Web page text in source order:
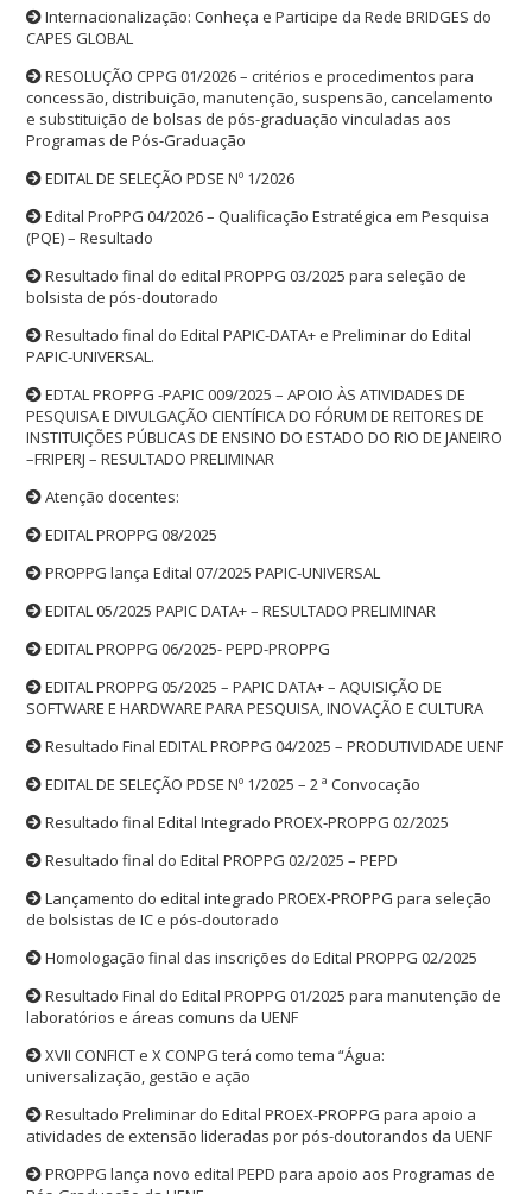
Internacionalização: Conheça e Participe da Rede BRIDGES do
CAPES GLOBAL
RESOLUÇÃO CPPG 01/2026 – critérios e procedimentos para
concessão, distribuição, manutenção, suspensão, cancelamento
e substituição de bolsas de pós-graduação vinculadas aos
Programas de Pós-Graduação
EDITAL DE SELEÇÃO PDSE Nº 1/2026
Edital ProPPG 04/2026 – Qualificação Estratégica em Pesquisa
(PQE) – Resultado
Resultado final do edital PROPPG 03/2025 para seleção de
bolsista de pós-doutorado
Resultado final do Edital PAPIC-DATA+ e Preliminar do Edital
PAPIC-UNIVERSAL.
EDTAL PROPPG -PAPIC 009/2025 – APOIO ÀS ATIVIDADES DE
PESQUISA E DIVULGAÇÃO CIENTÍFICA DO FÓRUM DE REITORES DE
INSTITUIÇÕES PÚBLICAS DE ENSINO DO ESTADO DO RIO DE JANEIRO
–FRIPERJ – RESULTADO PRELIMINAR
Atenção docentes:
EDITAL PROPPG 08/2025
PROPPG lança Edital 07/2025 PAPIC-UNIVERSAL
EDITAL 05/2025 PAPIC DATA+ – RESULTADO PRELIMINAR
EDITAL PROPPG 06/2025- PEPD-PROPPG
EDITAL PROPPG 05/2025 – PAPIC DATA+ – AQUISIÇÃO DE
SOFTWARE E HARDWARE PARA PESQUISA, INOVAÇÃO E CULTURA
Resultado Final EDITAL PROPPG 04/2025 – PRODUTIVIDADE UENF
EDITAL DE SELEÇÃO PDSE Nº 1/2025 – 2 ª Convocação
Resultado final Edital Integrado PROEX-PROPPG 02/2025
Resultado final do Edital PROPPG 02/2025 – PEPD
Lançamento do edital integrado PROEX-PROPPG para seleção
de bolsistas de IC e pós-doutorado
Homologação final das inscrições do Edital PROPPG 02/2025
Resultado Final do Edital PROPPG 01/2025 para manutenção de
laboratórios e áreas comuns da UENF
XVII CONFICT e X CONPG terá como tema “Água:
universalização, gestão e ação
Resultado Preliminar do Edital PROEX-PROPPG para apoio a
atividades de extensão lideradas por pós-doutorandos da UENF
PROPPG lança novo edital PEPD para apoio aos Programas de